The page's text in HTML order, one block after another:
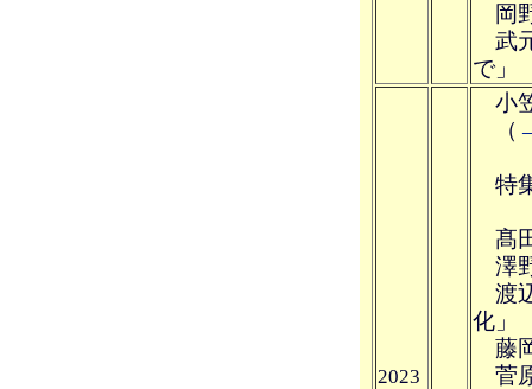
岡
武
で」
2023
小
（
特
髙
澤
渡
化」
藤
菅